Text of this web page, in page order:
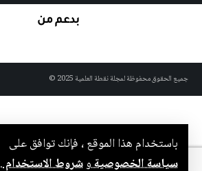
باستخدام هذا الموقع ، فإنك توافق على
سياسة الخصوصيةوشروط الاستخدام.
بدعم من
جميع الحقوق محفوظة لمجلة نقطة العلمية 2025 ©